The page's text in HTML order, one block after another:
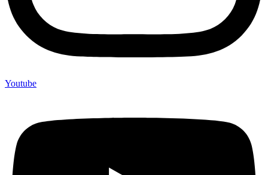
Youtube